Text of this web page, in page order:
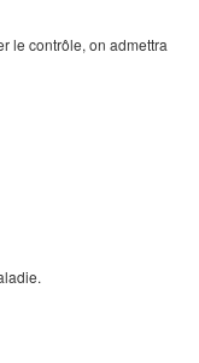
le contrôle, on admettra